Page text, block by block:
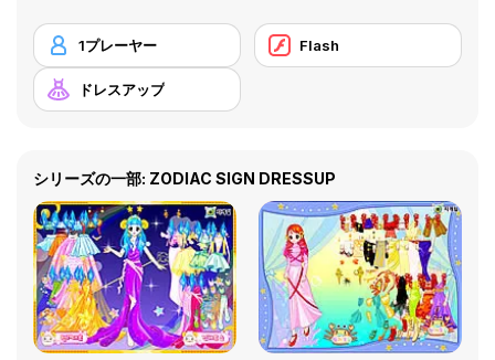
1プレーヤー Flash
ドレスアップ
シリーズの一部: ZODIAC SIGN DRESSUP